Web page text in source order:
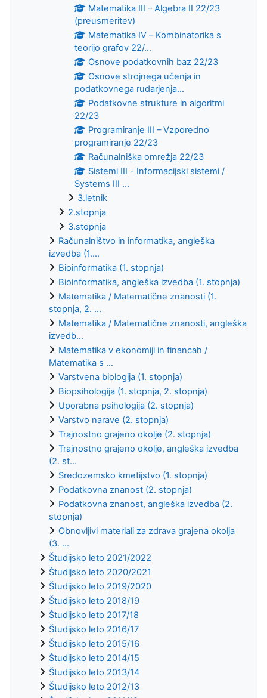
Matematika III – Algebra II 22/23
(preusmeritev)
Matematika IV – Kombinatorika s
teorijo grafov 22/...
Osnove podatkovnih baz 22/23
Osnove strojnega učenja in
podatkovnega rudarjenja...
Podatkovne strukture in algoritmi
22/23
Programiranje III – Vzporedno
programiranje 22/23
Računalniška omrežja 22/23
Sistemi III - Informacijski sistemi /
Systems III ...
3.letnik
2.stopnja
3.stopnja
Računalništvo in informatika, angleška
izvedba (1....
Bioinformatika (1. stopnja)
Bioinformatika, angleška izvedba (1. stopnja)
Matematika / Matematične znanosti (1.
stopnja, 2. ...
Matematika / Matematične znanosti, angleška
izvedb...
Matematika v ekonomiji in financah /
Matematika s ...
Varstvena biologija (1. stopnja)
Biopsihologija (1. stopnja, 2. stopnja)
Uporabna psihologija (2. stopnja)
Varstvo narave (2. stopnja)
Trajnostno grajeno okolje (2. stopnja)
Trajnostno grajeno okolje, angleška izvedba
(2. st...
Sredozemsko kmetijstvo (1. stopnja)
Podatkovna znanost (2. stopnja)
Podatkovna znanost, angleška izvedba (2.
stopnja)
Obnovljivi materiali za zdrava grajena okolja
(3. ...
Študijsko leto 2021/2022
Študijsko leto 2020/2021
Študijsko leto 2019/2020
Študijsko leto 2018/19
Študijsko leto 2017/18
Študijsko leto 2016/17
Študijsko leto 2015/16
Študijsko leto 2014/15
Študijsko leto 2013/14
Študijsko leto 2012/13